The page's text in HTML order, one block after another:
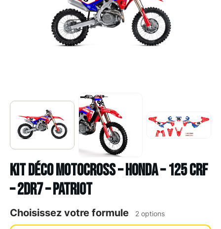
Kit déco Motocross – HONDA – 125 CRF
– 2DR7 – PATRIOT
Choisissez votre formule 2 options